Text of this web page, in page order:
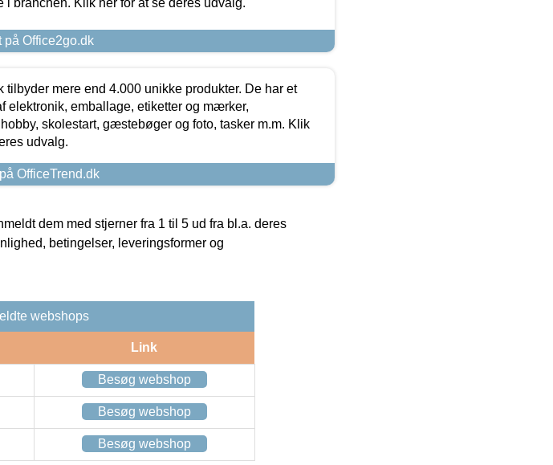
på Office2go.dk
tilbyder mere end 4.000 unikke produkter. De har et
elektronik, emballage, etiketter og mærker,
skolestart, gæstebøger og foto, tasker m.m. Klik
udvalg.
OfficeTrend.dk
dem med stjerner fra 1 til 5 ud fra bl.a. deres
betingelser, leveringsformer og
webshops
Link
Besøg webshop
Besøg webshop
Besøg webshop